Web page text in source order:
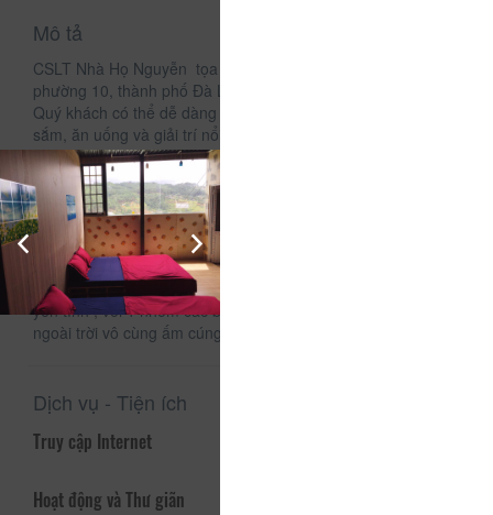
Mô tả
CSLT Nhà Họ Nguyễn tọa lạc tại 18A Trần Quang Diệu,
phường 10, thành phố Đà Lạt.
Quý khách có thể dễ dàng di chuyển đến các trung tâm mua
sắm, ăn uống và giải trí nổi tiếng của thành phố Đà Lạt xinh
đẹp. Cho dù bạn đang du lịch theo nhóm, nghỉ dưỡng hay đi
công tác, luôn tự tin là điểm đến tuyệt vời, mang đến cho
Quý khách dịch vụ thân thiện cùng những trải nghiệm rất
riêng.
Một kỳ nghỉ sẽ tuyệt vời hơn nếu bạn được ở trong một môi
trường trong lành, hòa mình với thiên nhiên. phòng vô cùng
sang trọng- tiện nghi. Một không gian sân vườn lãng mạn,
yên tĩnh , với 1 nhóm các bạn có thể tổ chức những buổi ăn
ngoài trời vô cùng ấm cúng.
Dịch vụ - Tiện ích
Truy cập Internet
Hoạt động và Thư giãn